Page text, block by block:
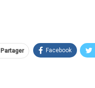
Partager Facebook